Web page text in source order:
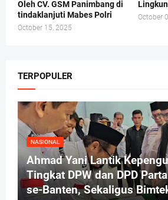
Oleh CV. GSM Panimbang di
tindaklanjuti Mabes Polri
October 15, 2025
October
TERPOPULER
NASIONAL
Ahmad Yani Lantik
Tingkat DPW dan DPD
se-Banten, Sekaligus